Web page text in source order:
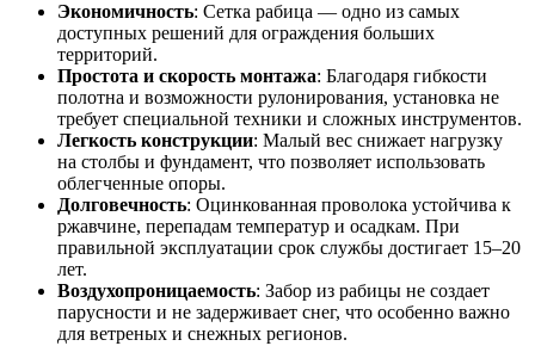
Экономичность: Сетка рабица — одно из самых
доступных решений для ограждения больших
территорий.
Простота и скорость монтажа: Благодаря гибкости
полотна и возможности рулонирования, установка не
требует специальной техники и сложных инструментов.
Легкость конструкции: Малый вес снижает нагрузку
на столбы и фундамент, что позволяет использовать
облегченные опоры.
Долговечность: Оцинкованная проволока устойчива к
ржавчине, перепадам температур и осадкам. При
правильной эксплуатации срок службы достигает 15–20
лет.
Воздухопроницаемость: Забор из рабицы не создает
парусности и не задерживает снег, что особенно важно
для ветреных и снежных регионов.